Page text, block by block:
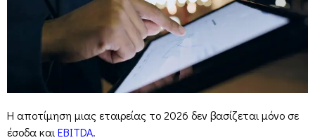
Η αποτίμηση μιας εταιρείας το 2026 δεν βασίζεται μόνο σε
έσοδα και EBITDA.